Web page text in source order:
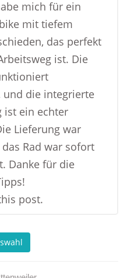
mich für ein
mit tiefem
das perfekt
ist. Die
und die integrierte
ist ein echter
Lieferung war
Rad war sofort
Danke für die
post.